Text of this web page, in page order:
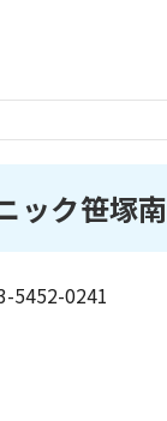
ック笹塚南
5452-0241